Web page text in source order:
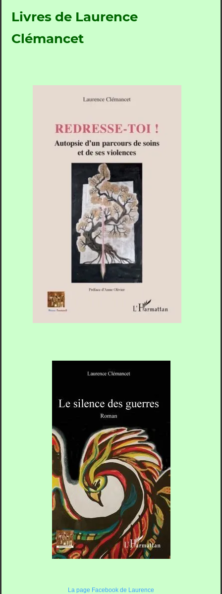
Livres de Laurence
Clémancet
La page Facebook de Laurence